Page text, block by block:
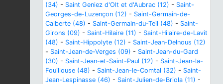
(34) - Saint Geniez d'Olt et d'Aubrac (12) - Saint-
Georges-de-Luzençon (12) - Saint-Germain-de-
Calberte (48) - Saint-Germain-du-Teil (48) - Saint-
Girons (09) - Saint-Hilaire (11) - Saint-Hilaire-de-Lavit
(48) - Saint-Hippolyte (12) - Saint-Jean-Delnous (12)
- Saint-Jean-de-Verges (09) - Saint-Jean-du-Gard
(30) - Saint-Jean-et-Saint-Paul (12) - Saint-Jean-la-
Fouillouse (48) - Saint-Jean-le-Comtal (32) - Saint-
Jean-Lespinasse (46) - Saint-Julien-de-Briola (11) -